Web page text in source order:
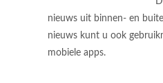
nieuws uit binnen- en
nieuws kunt u ook
mobiele apps.